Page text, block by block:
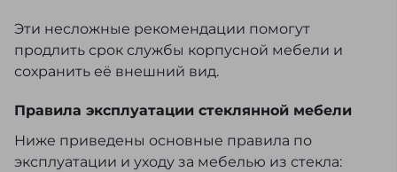
Эти несложные рекомендации помогут
продлить срок службы корпусной мебели и
сохранить её внешний вид.
Правила эксплуатации стеклянной мебели
Ниже приведены основные правила по
эксплуатации и уходу за мебелью из стекла: